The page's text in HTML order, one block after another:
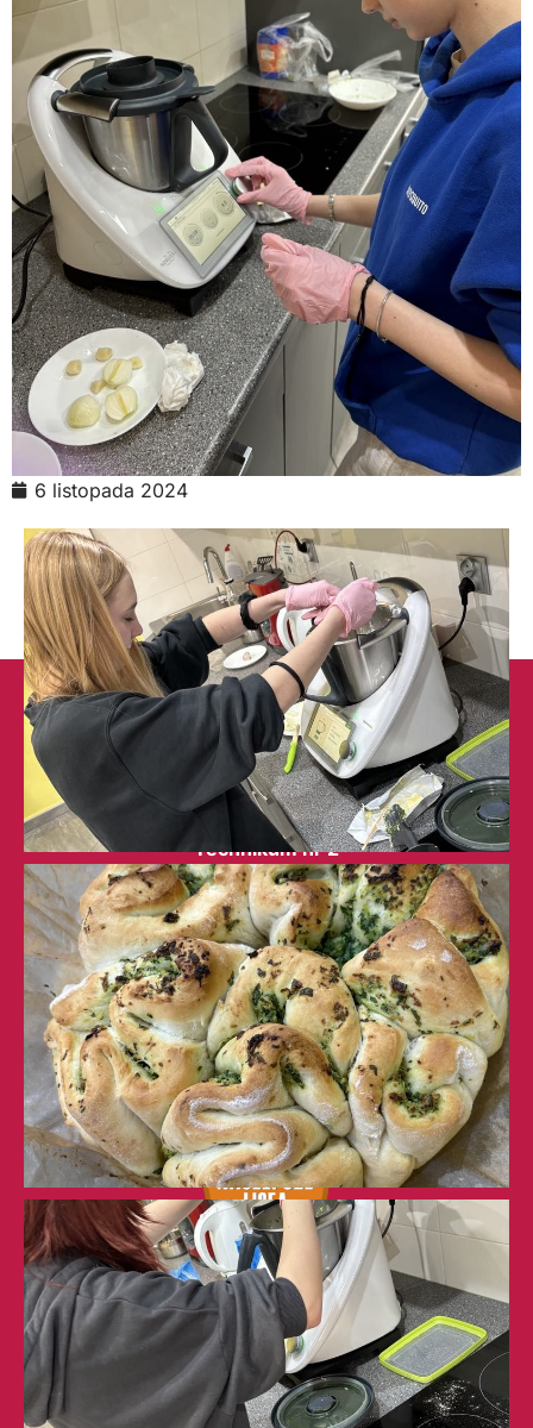
6 listopada 2024
Liceum Ogólnokształcące nr 1
w Leżajsku (RSPO: 69871)
Technikum nr 2
w Leżajsku (RSPO: 69874)
ul. M. Curie-Skłodowskiej 6
37-300 Leżajsk
skr. poczt. 64
tel. 17 242-00-19, fax 17 242-76-28
sekretariat@zslchrobry.lezajsk.pl